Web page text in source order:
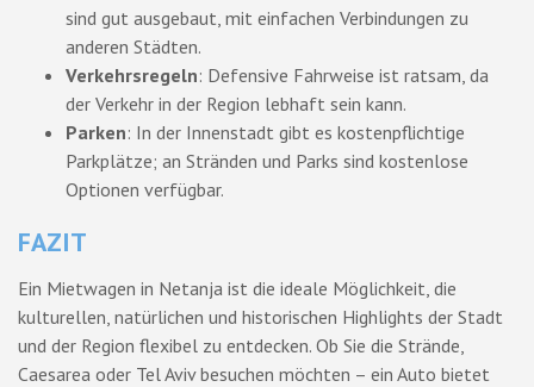
sind gut ausgebaut, mit einfachen Verbindungen zu
anderen Städten.
Verkehrsregeln: Defensive Fahrweise ist ratsam, da
der Verkehr in der Region lebhaft sein kann.
Parken: In der Innenstadt gibt es kostenpflichtige
Parkplätze; an Stränden und Parks sind kostenlose
Optionen verfügbar.
FAZIT
Ein Mietwagen in Netanja ist die ideale Möglichkeit, die
kulturellen, natürlichen und historischen Highlights der Stadt
und der Region flexibel zu entdecken. Ob Sie die Strände,
Caesarea oder Tel Aviv besuchen möchten – ein Auto bietet